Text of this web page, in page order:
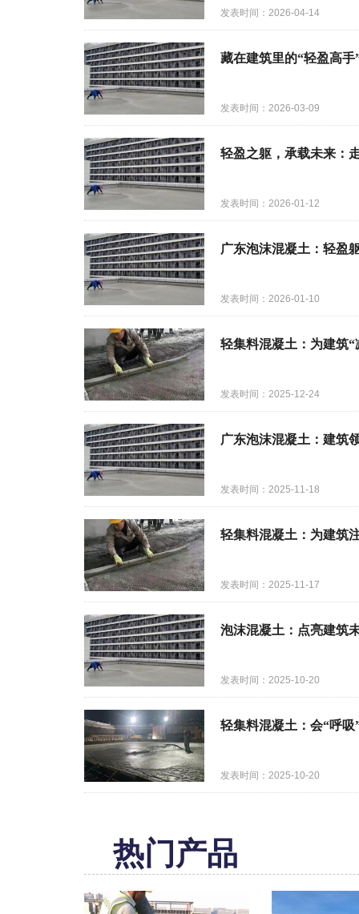
发表时间：2026-04-14
藏在建筑里的“轻盈高
发表时间：2026-03-09
轻盈之躯，承载未来：
发表时间：2026-01-12
广东泡沫混凝土：轻盈
发表时间：2026-01-10
轻集料混凝土：为建筑
发表时间：2025-12-24
广东泡沫混凝土：建筑
发表时间：2025-11-18
轻集料混凝土：为建筑
发表时间：2025-11-17
泡沫混凝土：点亮建筑
发表时间：2025-10-20
轻集料混凝土：会“呼
发表时间：2025-10-20
热门产品